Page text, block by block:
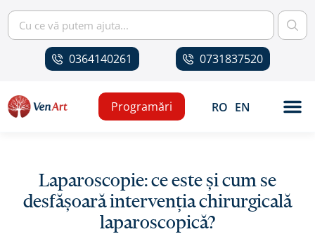
0364140261 0731837520
RO EN
Programări
Laparoscopie: ce este și cum se
desfășoară intervenția chirurgicală
laparoscopică?